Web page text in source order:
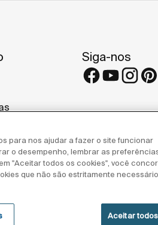
Siga-nos
para nos ajudar a fazer o site funcionar
o desempenho, lembrar as
"Aceitar todos os cookies", você
que não são estritamente
Aceitar